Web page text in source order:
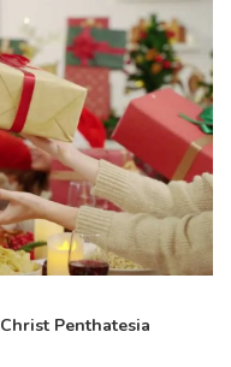
Christ Penthatesia